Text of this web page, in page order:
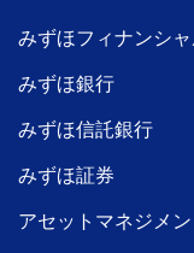
みずほフィナンシ
みずほ銀行
みずほ信託銀行
みずほ証券
アセットマネジメ